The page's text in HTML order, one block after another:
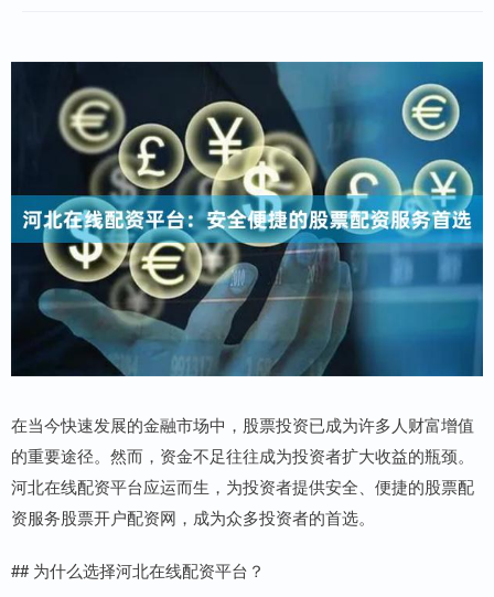
在当今快速发展的金融市场中，股票投资已成为许多人财富增值
的重要途径。然而，资金不足往往成为投资者扩大收益的瓶颈。
河北在线配资平台应运而生，为投资者提供安全、便捷的股票配
资服务股票开户配资网，成为众多投资者的首选。
## 为什么选择河北在线配资平台？